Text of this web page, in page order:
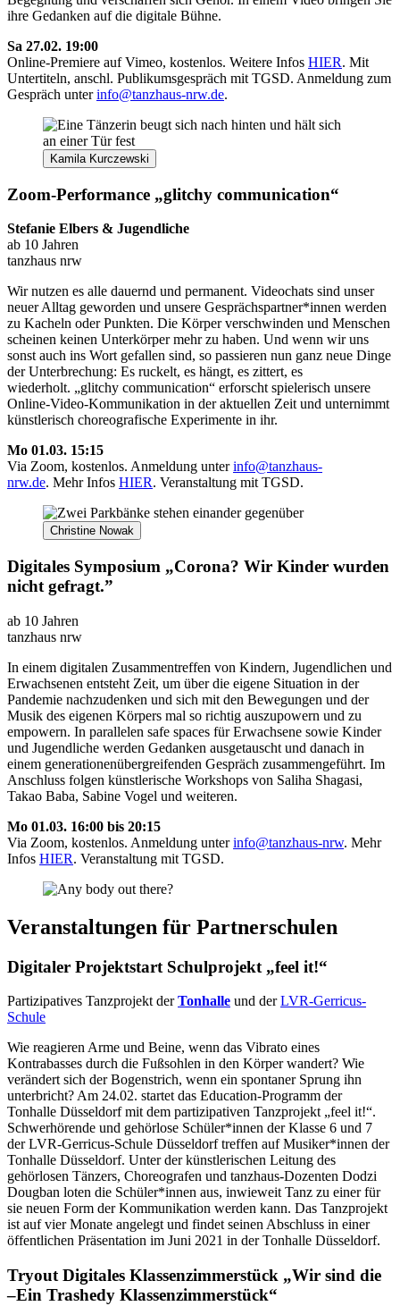
ihre Gedanken auf die digitale Bühne.
Sa 27.02. 19:00
Online-Premiere auf Vimeo, kostenlos. Weitere Infos HIER. Mit
Untertiteln, anschl. Publikumsgespräch mit TGSD. Anmeldung zum
Gespräch unterinfo@tanzhaus-nrw.de.
Kamila Kurczewski
Zoom-Performance „glitchy communication“
Stefanie Elbers & Jugendliche
ab 10 Jahren
tanzhaus nrw
Wir nutzen es alle dauernd und permanent. Videochats sind unser
neuer Alltag geworden und unsere Gesprächspartner*innen werden
zu Kacheln oder Punkten. Die Körper verschwinden und Menschen
scheinen keinen Unterkörper mehr zu haben. Und wenn wir uns
sonst auch ins Wort gefallen sind, so passieren nun ganz neue Dinge
der Unterbrechung: Es ruckelt, es hängt, es zittert, es
wiederholt. „glitchy communication“ erforscht spielerisch unsere
Online-Video-Kommunikation in der aktuellen Zeit und unternimmt
künstlerisch choreografische Experimente in ihr.
Mo 01.03. 15:15
Via Zoom, kostenlos. Anmeldung unterinfo@tanzhaus-
nrw.de. Mehr Infos HIER. Veranstaltung mit TGSD.
Christine Nowak
Digitales Symposium „Corona? Wir Kinder wurden
nicht gefragt.”
ab 10 Jahren
tanzhaus nrw
In einem digitalen Zusammentreffen von Kindern, Jugendlichen und
Erwachsenen entsteht Zeit, um über die eigene Situation in der
Pandemie nachzudenken und sich mit den Bewegungen und der
Musik des eigenen Körpers mal so richtig auszupowern und zu
empowern. In parallelen safe spaces für Erwachsene sowie Kinder
und Jugendliche werden Gedanken ausgetauscht und danach in
einem generationenübergreifenden Gespräch zusammengeführt. Im
Anschluss folgen künstlerische Workshops von Saliha Shagasi,
Takao Baba, Sabine Vogel und weiteren.
Mo 01.03. 16:00 bis 20:15
Via Zoom, kostenlos. Anmeldung unterinfo@tanzhaus-nrw. Mehr
Infos HIER. Veranstaltung mit TGSD.
Veranstaltungen für Partnerschulen
Digitaler Projektstart Schulprojekt „feel it!“
Partizipatives Tanzprojekt derTonhalle und derLVR-Gerricus-
Schule
Wie reagieren Arme und Beine, wenn das Vibrato eines
Kontrabasses durch die Fußsohlen in den Körper wandert? Wie
verändert sich der Bogenstrich, wenn ein spontaner Sprung ihn
unterbricht? Am 24.02. startet das Education-Programm der
Tonhalle Düsseldorf mit dem partizipativen Tanzprojekt „feel it!“.
Schwerhörende und gehörlose Schüler*innen der Klasse 6 und 7
der LVR-Gerricus-Schule Düsseldorf treffen auf Musiker*innen der
Tonhalle Düsseldorf. Unter der künstlerischen Leitung des
gehörlosen Tänzers, Choreografen und tanzhaus-Dozenten Dodzi
Dougban loten die Schüler*innen aus, inwieweit Tanz zu einer für
sie neuen Form der Kommunikation werden kann. Das Tanzprojekt
ist auf vier Monate angelegt und findet seinen Abschluss in einer
öffentlichen Präsentation im Juni 2021 in der Tonhalle Düsseldorf.
Tryout Digitales Klassenzimmerstück „Wir sind die
–Ein Trashedy Klassenzimmerstück“